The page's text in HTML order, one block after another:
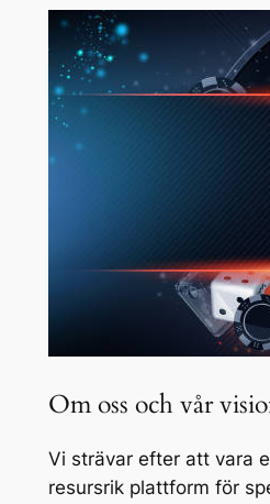
Om oss och vår
Vi strävar efter att vara
resursrik plattform för